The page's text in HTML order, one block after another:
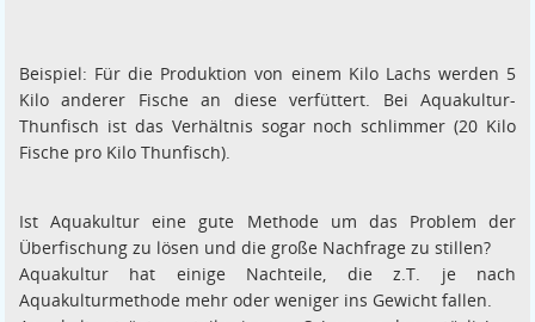
Beispiel: Für die Produktion von einem Kilo Lachs werden 5
Kilo anderer Fische an diese verfüttert. Bei Aquakultur-
Thunfisch ist das Verhältnis sogar noch schlimmer (20 Kilo
Fische pro Kilo Thunfisch).
Ist Aquakultur eine gute Methode um das Problem der
Überfischung zu lösen und die große Nachfrage zu stillen?
Aquakultur hat einige Nachteile, die z.T. je nach
Aquakulturmethode mehr oder weniger ins Gewicht fallen.